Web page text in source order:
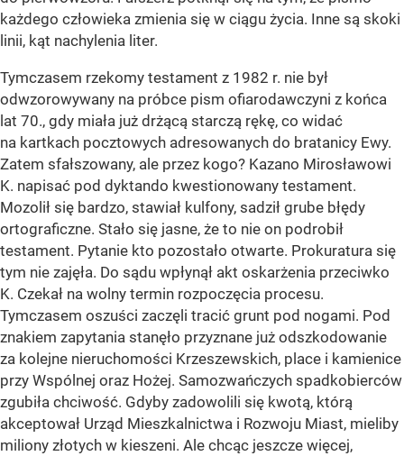
każdego człowieka zmienia się w ciągu życia. Inne są skoki
linii, kąt nachylenia liter.
Tymczasem rzekomy testament z 1982 r. nie był
odwzorowywany na próbce pism ofiarodawczyni z końca
lat 70., gdy miała już drżącą starczą rękę, co widać
na kartkach pocztowych adresowanych do bratanicy Ewy.
Zatem sfałszowany, ale przez kogo? Kazano Mirosławowi
K. napisać pod dyktando kwestionowany testament.
Mozolił się bardzo, stawiał kulfony, sadził grube błędy
ortograficzne. Stało się jasne, że to nie on podrobił
testament. Pytanie kto pozostało otwarte. Prokuratura się
tym nie zajęła. Do sądu wpłynął akt oskarżenia przeciwko
K. Czekał na wolny termin rozpoczęcia procesu.
Tymczasem oszuści zaczęli tracić grunt pod nogami. Pod
znakiem zapytania stanęło przyznane już odszkodowanie
za kolejne nieruchomości Krzeszewskich, place i kamienice
przy Wspólnej oraz Hożej. Samozwańczych spadkobierców
zgubiła chciwość. Gdyby zadowolili się kwotą, którą
akceptował Urząd Mieszkalnictwa i Rozwoju Miast, mieliby
miliony złotych w kieszeni. Ale chcąc jeszcze więcej,